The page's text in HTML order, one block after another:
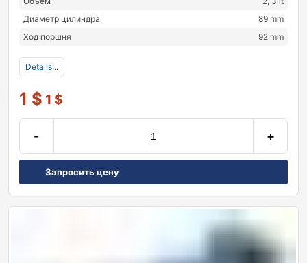
Диаметр цилиндра
89 mm
Ход поршня
92 mm
Details...
1 $ 1 $
- +
Запросить цену